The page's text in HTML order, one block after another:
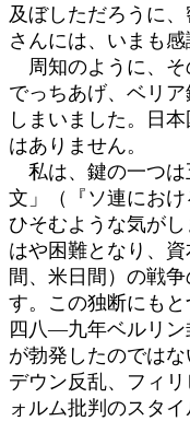
及ぼしただろうに
さんには、いまも感
周知のように、そ
でっちあげ、ベリ
しまいました。日
はありません。
私は、鍵の一つは
文」（『ソ連にお
ひそむような気が
はや困難となり、
間、米日間）の戦
す。この独断にもと
四八―九年ベルリン
が勃発したのでは
デウン反乱、フィ
ォルム批判のスタ